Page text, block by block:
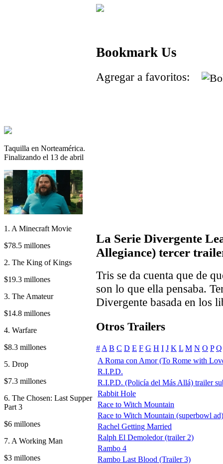
Taquilla en Norteamérica.
Finalizando el 13 de abril
1. A Minecraft Movie
$78.5 millones
2. The King of Kings
$19.3 millones
3. The Amateur
$14.8 millones
4. Warfare
$8.3 millones
5. Drop
$7.3 millones
6. The Chosen: Last Supper
Part 3
$6 millones
7. A Working Man
$3 millones
Bookmark Us
Agregar a favoritos:
La Serie Divergente
Allegiance) tercer
Tris se da cuenta que de
son lo que ella pensaba.
Divergente basada en los
Otros Trailers
# A B C D E F G H I J K L M N O P Q
A Roma con Amor (To Rome with
R.I.P.D.
R.I.P.D. (Policía del Más Allá) trailer
Rabbit Hole
Race to Witch Mountain
Race to Witch Mountain (superbowl ad)
Rachel Getting Married
Ralph El Demoledor (trailer 2)
Rambo 4
Rambo Last Blood (Trailer 3)